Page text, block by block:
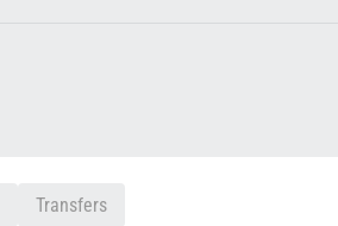
Transfers